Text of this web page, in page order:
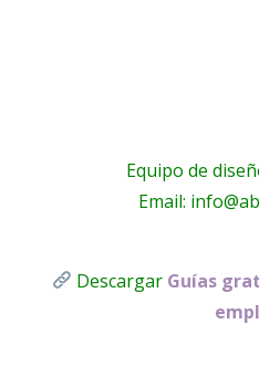
Equipo de
Email:
Descargar Guías